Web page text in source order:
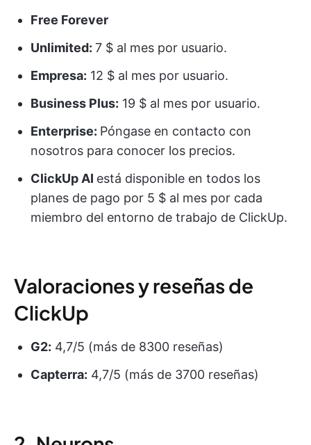
Free Forever
Unlimited: 7 $ al mes por usuario.
Empresa: 12 $ al mes por usuario.
Business Plus: 19 $ al mes por usuario.
Enterprise: Póngase en contacto con
nosotros para conocer los precios.
ClickUp AI está disponible en todos los
planes de pago por 5 $ al mes por cada
miembro del entorno de trabajo de ClickUp.
Valoraciones y reseñas de
ClickUp
G2: 4,7/5 (más de 8300 reseñas)
Capterra: 4,7/5 (más de 3700 reseñas)